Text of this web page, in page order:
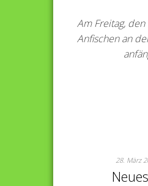
Am Freitag,
Anfischen an
28. März